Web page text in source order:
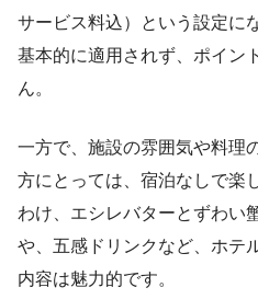
サービス料込）という設定に
基本的に適用されず、ポイン
ん。
一方で、施設の雰囲気や料理
方にとっては、宿泊なしで楽
わけ、エシレバターとずわい
や、五感ドリンクなど、ホテ
内容は魅力的です。